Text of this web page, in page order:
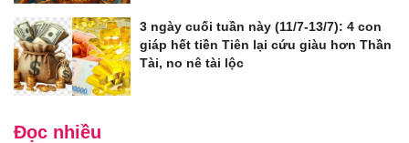
3 ngày cuối tuần này (11/7-13/7): 4 con
giáp hết tiền Tiên lại cứu giàu hơn Thần
Tài, no nê tài lộc
Đọc nhiều